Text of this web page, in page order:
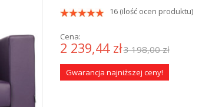
16 (ilość ocen produktu)
Cena:
2 239,44 zł3 198,00 zł
Gwarancja najniższej ceny!